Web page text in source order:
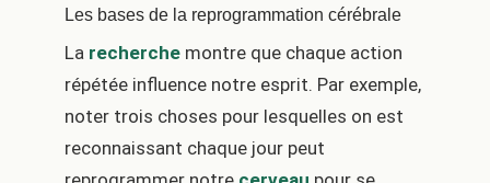
Les bases de la reprogrammation cérébrale
La recherche montre que chaque action
répétée influence notre esprit. Par exemple,
noter trois choses pour lesquelles on est
reconnaissant chaque jour peut